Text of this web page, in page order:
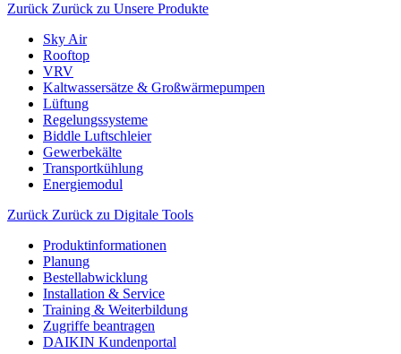
Zurück Zurück zu Unsere Produkte
Sky Air
Rooftop
VRV
Kaltwassersätze & Großwärmepumpen
Lüftung
Regelungssysteme
Biddle Luftschleier
Gewerbekälte
Transportkühlung
Energiemodul
Zurück Zurück zu Digitale Tools
Produktinformationen
Planung
Bestellabwicklung
Installation & Service
Training & Weiterbildung
Zugriffe beantragen
DAIKIN Kundenportal